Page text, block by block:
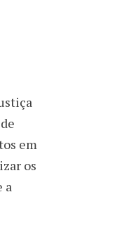
em
os
a